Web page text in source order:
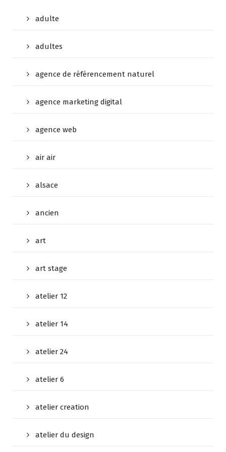
adulte
adultes
agence de référencement naturel
agence marketing digital
agence web
air air
alsace
ancien
art
art stage
atelier 12
atelier 14
atelier 24
atelier 6
atelier creation
atelier du design